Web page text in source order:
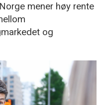
mener høy rente
og